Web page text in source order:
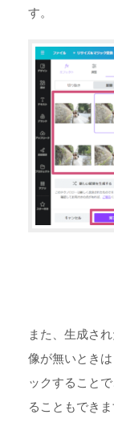
す。
また、生成さ
像が無いとき
ックすること
ることもできま